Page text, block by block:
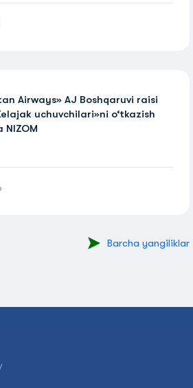
Airways» AJ Boshqaruvi raisi
uchuvchilari»ni o‘tkazish
NIZOM
Barcha yangiliklar